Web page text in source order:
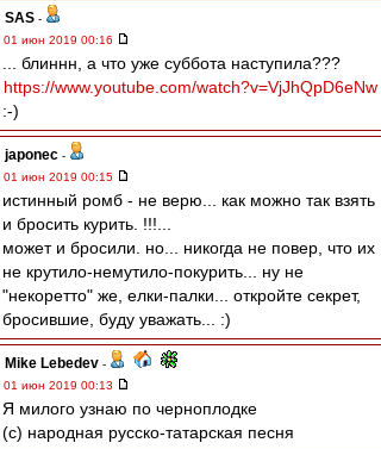
SAS -
01 июн 2019 00:16
... блиннн, а что уже суббота наступила???
https://www.youtube.com/watch?v=VjJhQpD6eNw
:-)
japonec -
01 июн 2019 00:15
истинный ромб - не верю... как можно так взять
и бросить курить. !!!...
может и бросили. но... никогда не повер, что их
не крутило-немутило-покурить... ну не
"некоретто" же, елки-палки... откройте секрет,
бросившие, буду уважать... :)
Mike Lebedev -
01 июн 2019 00:13
Я милого узнаю по черноплодке
(с) народная русско-татарская песня